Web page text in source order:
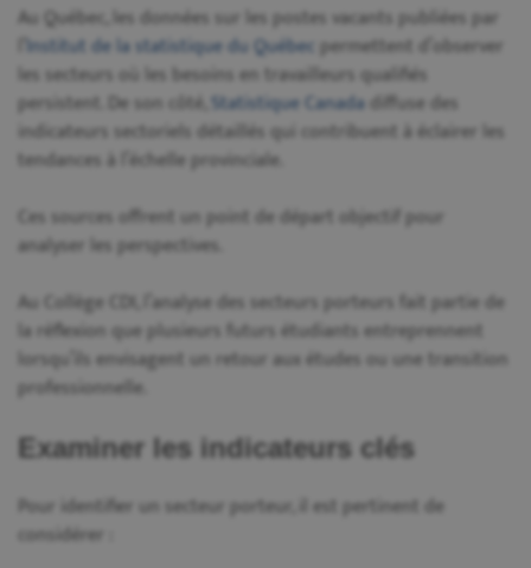
Au Québec, les données sur les postes vacants publiées par
Institut de la statistique du Québec permettent d’observer
les secteurs où les besoins en travailleurs qualifiés
persistent. De son côté, Statistique Canada diffuse des
indicateurs sectoriels détaillés qui contribuent à éclairer les
tendances à l’échelle provinciale.
Ces sources offrent un point de départ objectif pour
analyser les perspectives.
Au Collège CDI, l’analyse des secteurs porteurs fait partie de
la réflexion que plusieurs futurs étudiants entreprennent
lorsqu’ils envisagent un retour aux études ou une transition
professionnelle.
Examiner les indicateurs clés
Pour identifier un secteur porteur, il est pertinent de
considérer :